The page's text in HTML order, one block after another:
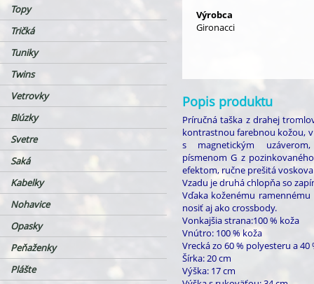
Topy
Tričká
Tuniky
Twins
Vetrovky
Blúzky
Svetre
Saká
Kabelky
Nohavice
Opasky
Peňaženky
Plášte
Výrobca
Gironacci
Popis produktu
Príručná taška z drahej
kontrastnou farebnou kožou,
s magnetickým uzáverom,
písmenom G z
efektom, ručne prešitá
Vzadu je druhá chlopňa so
Vďaka koženému
nosiť aj ako crossbody.
Vonkajšia strana:100 % koža
Vnútro: 100 % koža
Vrecká zo 60 % polyesteru a 40
Šírka: 20 cm
Výška: 17 cm